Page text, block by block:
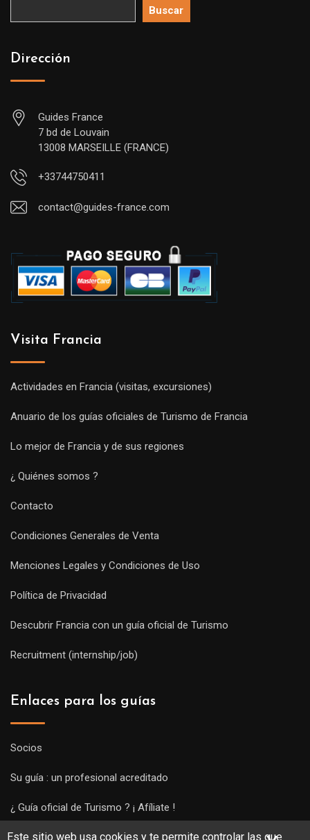
Este sitio web usa cookies y te permite controlar las que
Buscar
Dirección
Guides France
7 bd de Louvain
13008 MARSEILLE (FRANCE)
+33744750411
contact@guides-france.com
Visita Francia
Actividades en Francia (visitas, excursiones)
Anuario de los guías oficiales de Turismo de Francia
Lo mejor de Francia y de sus regiones
¿ Quiénes somos ?
Contacto
Condiciones Generales de Venta
Menciones Legales y Condiciones de Uso
Política de Privacidad
Descubrir Francia con un guía oficial de Turismo
Recruitment (internship/job)
Enlaces para los guías
Socios
Su guía : un profesional acreditado
¿ Guía oficial de Turismo ? ¡ Afíliate !
Subir una visita y empezar a trabajar !